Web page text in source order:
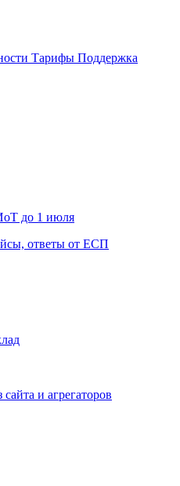
Тарифы Поддержка
до 1 июля
ответы от ЕСП
и агрегаторов